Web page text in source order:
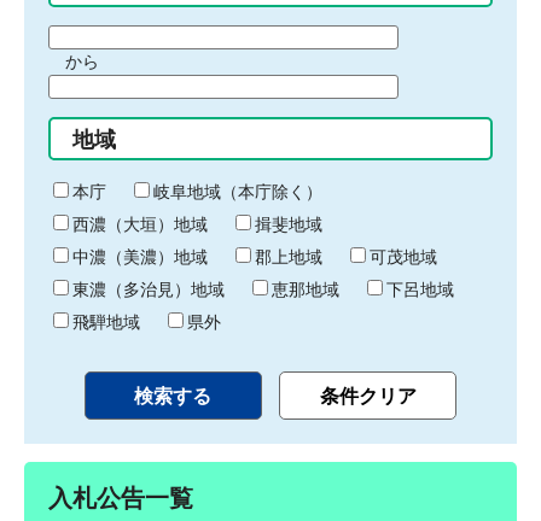
間
始
り
から
間
終
わ
り
地域
本庁
岐阜地域（本庁除く）
西濃（大垣）地域
揖斐地域
中濃（美濃）地域
郡上地域
可茂地域
東濃（多治見）地域
恵那地域
下呂地域
飛騨地域
県外
入札公告一覧